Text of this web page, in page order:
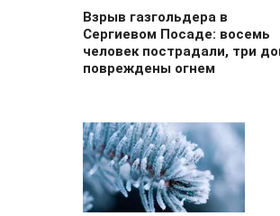
Взрыв газгольдера в
Сергиевом Посаде: восемь
человек пострадали, три
повреждены огнем